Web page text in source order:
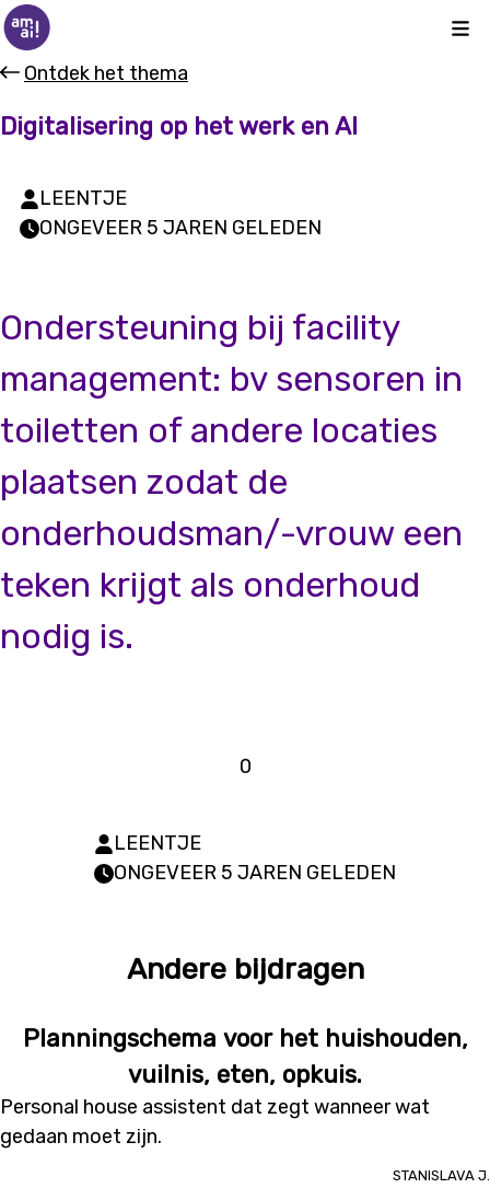
Ontdek het thema
Digitalisering op het werk en AI
LEENTJE
ONGEVEER 5 JAREN GELEDEN
Ondersteuning bij facility
management: bv sensoren in
toiletten of andere locaties
plaatsen zodat de
onderhoudsman/-vrouw een
teken krijgt als onderhoud
nodig is.
0
LEENTJE
ONGEVEER 5 JAREN GELEDEN
Andere bijdragen
Planningschema voor het huishouden,
vuilnis, eten, opkuis.
Personal house assistent dat zegt wanneer wat
gedaan moet zijn.
Stanislava J.